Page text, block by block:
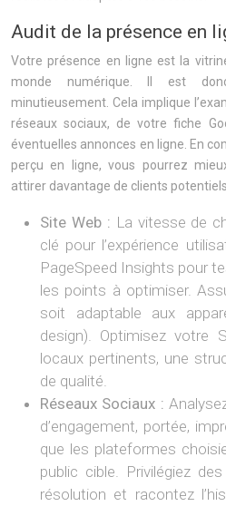
Audit de la présence en
Votre présence en ligne est la
monde numérique. Il est
minutieusement. Cela implique
réseaux sociaux, de votre fiche
éventuelles annonces en ligne. En
perçu en ligne, vous pourrez
attirer davantage de clients potentiels.
Site Web : La vitesse de
clé pour l’expérience
PageSpeed Insights pour
les points à optimiser.
soit adaptable aux
design). Optimisez votre
locaux pertinents, une
de qualité.
Réseaux Sociaux :
d’engagement, portée,
que les plateformes
public cible. Privilégiez
résolution et racontez